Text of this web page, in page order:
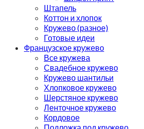
Штапель
Коттон и хлопок
Кружево (разное)
Готовые идеи
Французское кружево
Все кружева
Свадебное кружево
Кружево шантильи
Хлопковое кружево
Шерстяное кружево
Ленточное кружево
Кордовое